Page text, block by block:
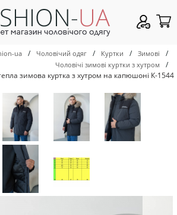
ua / Чоловічий одяг / Куртки / Зимові /
Чоловічі зимові куртки з хутром
/
зимова куртка з хутром на капюшоні К-1544